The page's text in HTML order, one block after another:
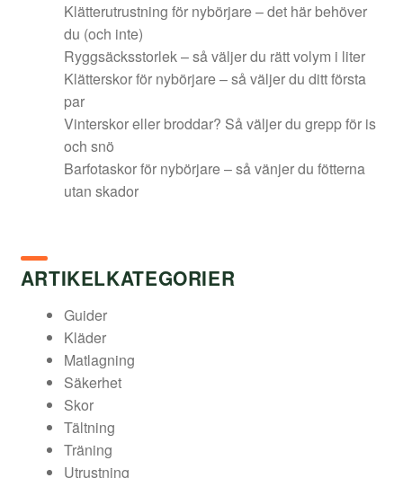
Klätterutrustning för nybörjare – det här behöver
du (och inte)
Ryggsäcksstorlek – så väljer du rätt volym i liter
Klätterskor för nybörjare – så väljer du ditt första
par
Vinterskor eller broddar? Så väljer du grepp för is
och snö
Barfotaskor för nybörjare – så vänjer du fötterna
utan skador
ARTIKELKATEGORIER
Guider
Kläder
Matlagning
Säkerhet
Skor
Tältning
Träning
Utrustning